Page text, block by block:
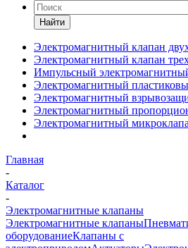
Найти
Электромагнитный клапан
Электромагнитный клапан
Импульсный
Электромагнитный
Электромагнитный
Электромагнитный
Электромагнитный
Главная
-
Каталог
-
Электромагнитные клапаны
Электромагнитные клапаны
оборудованиеКлапаны с